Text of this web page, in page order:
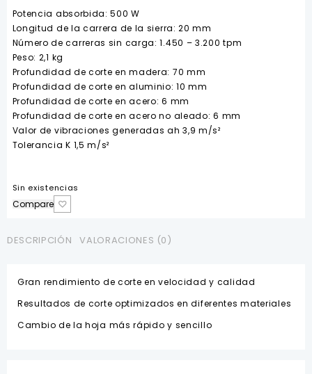
Potencia absorbida: 500 W
Longitud de la carrera de la sierra: 20 mm
Número de carreras sin carga: 1.450 – 3.200 tpm
Peso: 2,1 kg
Profundidad de corte en madera: 70 mm
Profundidad de corte en aluminio: 10 mm
Profundidad de corte en acero: 6 mm
Profundidad de corte en acero no aleado: 6 mm
Valor de vibraciones generadas ah 3,9 m/s²
Tolerancia K 1,5 m/s²
Sin existencias
Compare
DESCRIPCIÓN VALORACIONES (0)
Gran rendimiento de corte en velocidad y calidad
Resultados de corte optimizados en diferentes materiales
Cambio de la hoja más rápido y sencillo